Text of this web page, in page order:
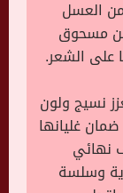
العسل
مسحوق
على الشعر.
نسيج ولون
غليانها
نهائي
وسلسة